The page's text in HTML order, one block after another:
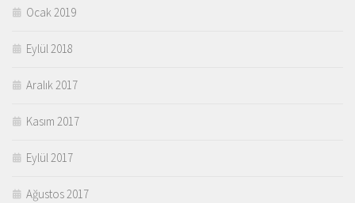
Ocak 2019
Eylül 2018
Aralık 2017
Kasım 2017
Eylül 2017
Ağustos 2017